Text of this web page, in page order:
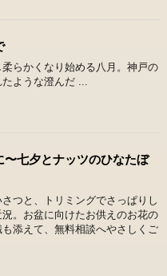
らかくなり始める八月。神戸の
ような澄んだ ...
〜七夕とナッツのひなたぼ
つと、トリミングでさっぱりし
。お盆に向けたお供えのお花の
添えて、無料相談へやさしくご